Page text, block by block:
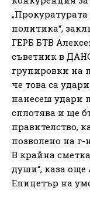
политика“,
ГЕРБ БТВ
съветник в
групировки на
че това са
нанесеш удари
сплотява и ще
правителство,
позволено на г-
В крайна
души“, каза още
Епицетър на